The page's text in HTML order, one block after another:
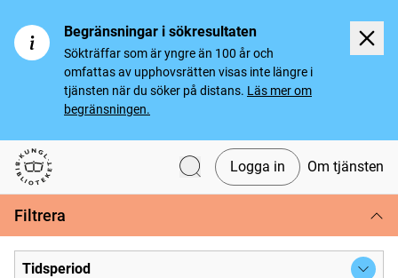
Begränsningar i sökresultaten
Sökträffar som är yngre än 100 år och
omfattas av upphovsrätten visas inte längre i
tjänsten när du söker på distans. Läs mer om
begränsningen.
Svenska tidningar
Logga in Om tjänsten
Filtrera
Tidsperiod